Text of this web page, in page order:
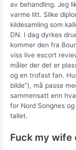
av behandling. Jeg
varme litt. Slike
kildesamling som
DN. I dag dyrkes
kommer den fra
viss live escort
måler der det er
og en trofast fan.
bilde”), må passe
sammensatt enn
for Nord Songnes
tallet.
Fuck my wife